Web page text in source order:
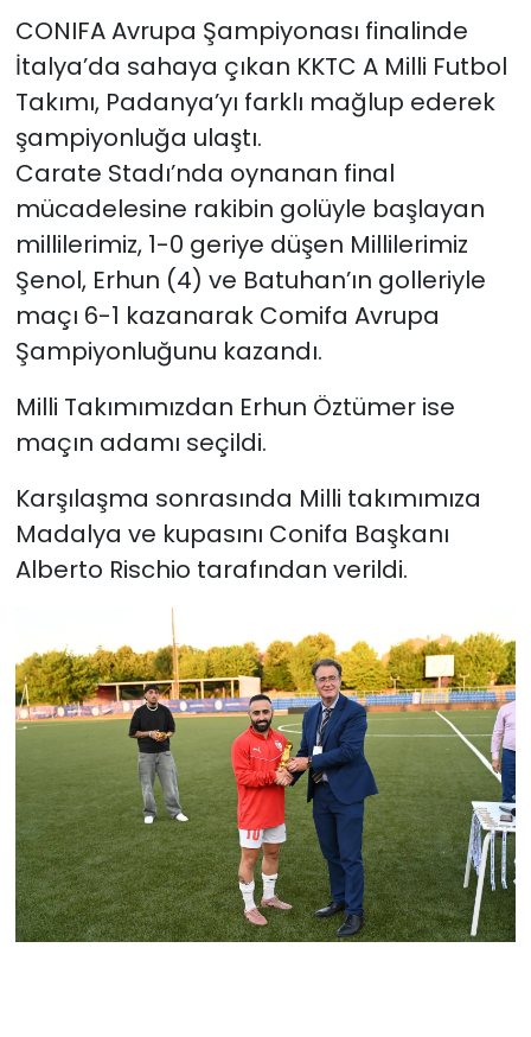
CONIFA Avrupa Şampiyonası finalinde
İtalya’da sahaya çıkan KKTC A Milli Futbol
Takımı, Padanya’yı farklı mağlup ederek
şampiyonluğa ulaştı.
Carate Stadı’nda oynanan final
mücadelesine rakibin golüyle başlayan
millilerimiz, 1-0 geriye düşen Millilerimiz
Şenol, Erhun (4) ve Batuhan’ın golleriyle
maçı 6-1 kazanarak Comifa Avrupa
Şampiyonluğunu kazandı.
Milli Takımımızdan Erhun Öztümer ise
maçın adamı seçildi.
Karşılaşma sonrasında Milli takımımıza
Madalya ve kupasını Conifa Başkanı
Alberto Rischio tarafından verildi.
SAĞLIK
Spor
Teknoloji
TÜRKiYE
Video Galeri
YAŞAM